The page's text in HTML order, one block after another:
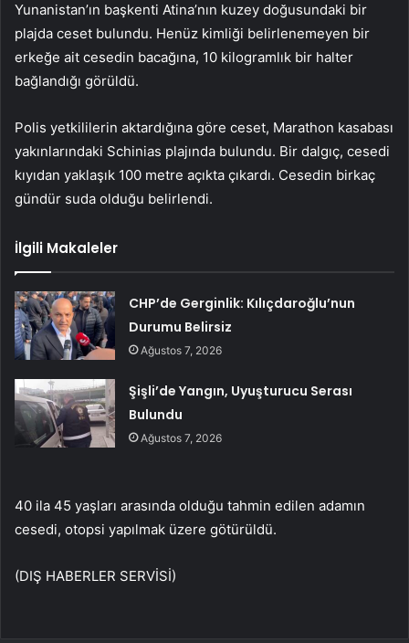
Yunanistan’ın başkenti Atina’nın kuzey doğusundaki bir
plajda ceset bulundu. Henüz kimliği belirlenemeyen bir
erkeğe ait cesedin bacağına, 10 kilogramlık bir halter
bağlandığı görüldü.
Polis yetkililerin aktardığına göre ceset, Marathon kasabası
yakınlarındaki Schinias plajında ​​bulundu. Bir dalgıç, cesedi
kıyıdan yaklaşık 100 metre açıkta çıkardı. Cesedin birkaç
gündür suda olduğu belirlendi.
İlgili Makaleler
CHP’de Gerginlik: Kılıçdaroğlu’nun
Durumu Belirsiz
Ağustos 7, 2026
Şişli’de Yangın, Uyuşturucu Serası
Bulundu
Ağustos 7, 2026
40 ila 45 yaşları arasında olduğu tahmin edilen adamın
cesedi, otopsi yapılmak üzere götürüldü.
(DIŞ HABERLER SERVİSİ)